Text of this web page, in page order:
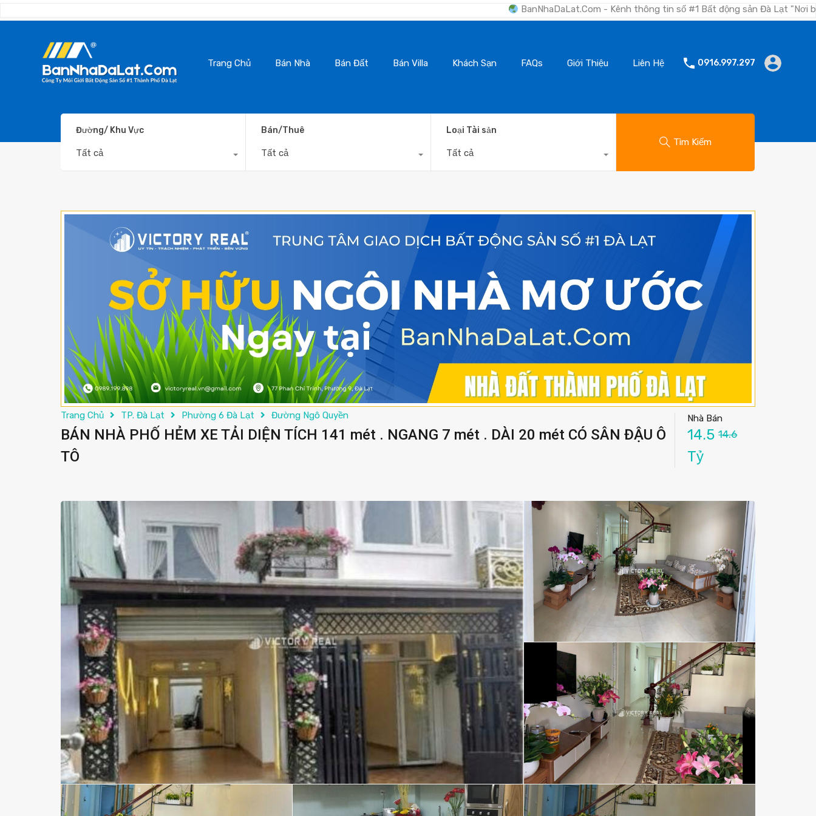
BanNhaDaLat.Com - Kênh thông tin số #1 Bất động sản Đà Lạt "Nơi bạn tìm kiếm
Trang Chủ Bán Nhà Bán Đất Bán Villa Khách Sạn FAQs Giới Thiệu Liên Hệ 0916.997.297
Đường/ Khu Vực
Tất cả
Bán/Thuê
Tất cả
Loại Tài sản
Tất cả
Tìm Kiếm
Trang Chủ TP. Đà Lạt Phường 6 Đà Lạt Đường Ngô Quyền
BÁN NHÀ PHỐ HẺM XE TẢI DIỆN TÍCH 141 mét . NGANG 7 mét . DÀI 20 mét CÓ SÂN ĐẬU Ô
TÔ
Nhà Bán
14.5 14.6
Tỷ